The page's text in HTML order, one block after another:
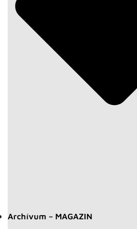
Archívum – MAGAZIN